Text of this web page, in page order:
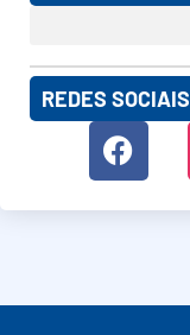
REDES SOCIAIS